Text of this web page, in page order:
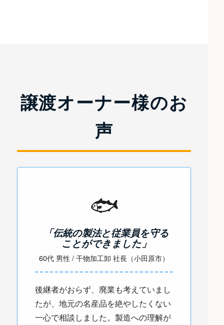
譲渡オーナー様のお
声
🐟
「伝統の製法と従業員を守る
ことができました」
60代 男性 / 干物加工卸 社長（小田原市）
後継者がおらず、廃業も考えていまし
たが、地元の名産品を絶やしたくない
一心で相談しました。製造への理解が